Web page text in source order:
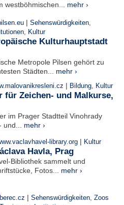
westböhmischen... mehr ›
| Sehenswürdigkeiten,
, Kultur
Kulturhauptstadt
Metropole Pilsen gehört zu
Städten... mehr ›
| Bildung, Kultur
für Zeichen- und Malkurse,
im Prager Stadtteil Vinohrady
und... mehr ›
library.org | Kultur
Havla, Prag
Bibliothek sammelt und
Fotos... mehr ›
| Sehenswürdigkeiten, Zoos